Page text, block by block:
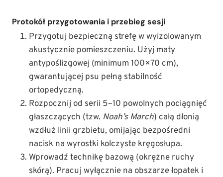
Protokół przygotowania i przebieg sesji
Przygotuj bezpieczną strefę w wyizolowanym
akustycznie pomieszczeniu. Użyj maty
antypoślizgowej (minimum 100×70 cm),
gwarantującej psu pełną stabilność
ortopedyczną.
Rozpocznij od serii 5–10 powolnych pociągnięć
głaszczących (tzw. Noah’s March) całą dłonią
wzdłuż linii grzbietu, omijając bezpośredni
nacisk na wyrostki kolczyste kręgosłupa.
Wprowadź technikę bazową (okrężne ruchy
skórą). Pracuj wyłącznie na obszarze łopatek i